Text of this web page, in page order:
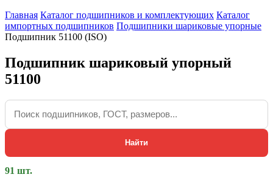
Главная Каталог подшипников и комплектующих Каталог
импортных подшипников Подшипники шариковые упорные
Подшипник 51100 (ISO)
Подшипник шариковый упорный
51100
Найти
91 шт.